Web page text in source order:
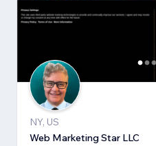
NY, US
Web Marketing Star LLC